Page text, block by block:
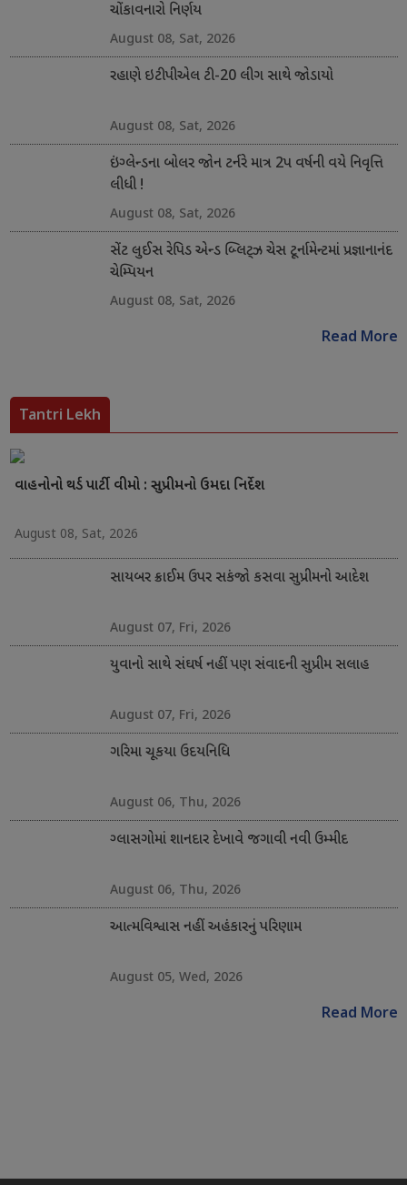
ચોંકાવનારો નિર્ણય
August 08, Sat, 2026
રહાણે ઇટીપીએલ ટી-20 લીગ સાથે જોડાયો
August 08, Sat, 2026
ઇંગ્લેન્ડના બોલર જોન ટર્નરે માત્ર 2પ વર્ષની વયે નિવૃત્તિ
લીધી !
August 08, Sat, 2026
સેંટ લુઈસ રેપિડ એન્ડ બ્લિટ્ઝ ચેસ ટૂર્નામેન્ટમાં પ્રજ્ઞાનાનંદ
ચેમ્પિયન
August 08, Sat, 2026
Read More
Tantri Lekh
વાહનોનો થર્ડ પાર્ટી વીમો : સુપ્રીમનો ઉમદા નિર્દેશ
August 08, Sat, 2026
સાયબર ક્રાઈમ ઉપર સકંજો કસવા સુપ્રીમનો આદેશ
August 07, Fri, 2026
યુવાનો સાથે સંઘર્ષ નહીં પણ સંવાદની સુપ્રીમ સલાહ
August 07, Fri, 2026
ગરિમા ચૂકયા ઉદયનિધિ
August 06, Thu, 2026
ગ્લાસગોમાં શાનદાર દેખાવે જગાવી નવી ઉમ્મીદ
August 06, Thu, 2026
આત્મવિશ્વાસ નહીં અહંકારનું પરિણામ
August 05, Wed, 2026
Read More